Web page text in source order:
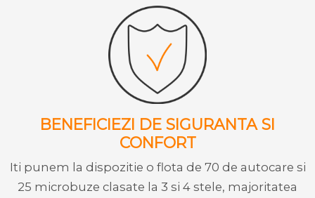
BENEFICIEZI DE SIGURANTA SI
CONFORT
Iti punem la dispozitie o flota de 70 de autocare si
25 microbuze clasate la 3 si 4 stele, majoritatea